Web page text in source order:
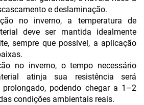
e deslaminação.
no inverno, a temperatura de
deve ser mantida idealmente
sempre que possível, a aplicação
no inverno, o tempo necessário
atinja sua resistência será
prolongado, podendo chegar a 1–2
condições ambientais reais.